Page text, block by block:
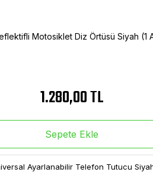
Motosiklet Diz Örtüsü Siyah
1.280,00 TL
Sepete Ekle